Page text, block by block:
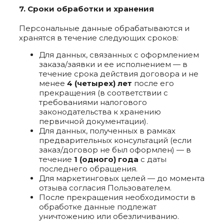
7. Сроки обработки и хранения
Персональные данные обрабатываются и
хранятся в течение следующих сроков:
Для данных, связанных с оформлением
заказа/заявки и ее исполнением — в
течение срока действия договора и не
менее 4 (четырех) лет после его
прекращения (в соответствии с
требованиями налогового
законодательства к хранению
первичной документации).
Для данных, полученных в рамках
предварительных консультаций (если
заказ/договор не был оформлен) — в
течение 1 (одного) года с даты
последнего обращения.
Для маркетинговых целей — до момента
отзыва согласия Пользователем.
После прекращения необходимости в
обработке данные подлежат
уничтожению или обезличиванию.